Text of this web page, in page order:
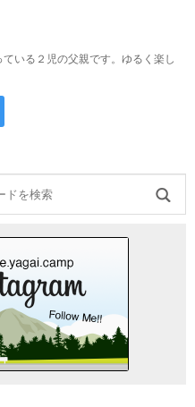
いる２児の父親です。ゆるく楽し